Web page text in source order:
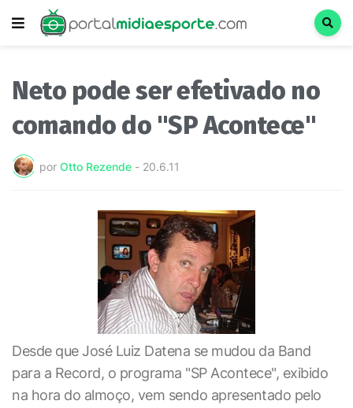
Neto pode ser efetivado no
comando do "SP Acontece"
por Otto Rezende - 20.6.11
Desde que José Luiz Datena se mudou da Band
para a Record, o programa "SP Acontece", exibido
na hora do almoço, vem sendo apresentado pelo